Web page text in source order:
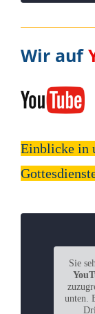
Wir auf
Einblicke in
Sie
unten.